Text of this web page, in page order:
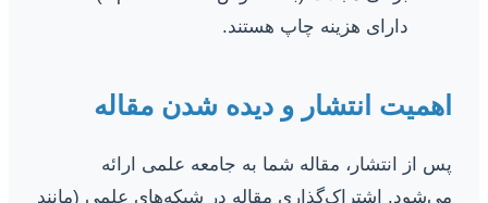
دارای هزینه چاپ هستند.
اهمیت انتشار و دیده شدن مقاله
پس از انتشار، مقاله شما به جامعه علمی ارائه
می‌شود. اشتراک‌گذاری مقاله در شبکه‌های علمی (مانند